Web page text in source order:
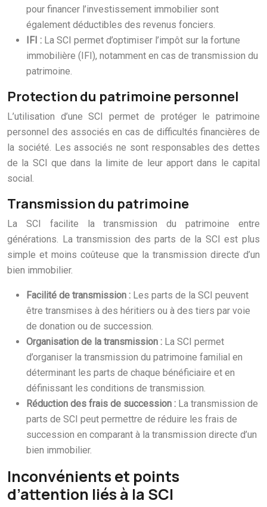
pour financer l’investissement immobilier sont
également déductibles des revenus fonciers.
IFI : La SCI permet d’optimiser l’impôt sur la fortune
immobilière (IFI), notamment en cas de transmission du
patrimoine.
Protection du patrimoine personnel
L’utilisation d’une SCI permet de protéger le patrimoine
personnel des associés en cas de difficultés financières de
la société. Les associés ne sont responsables des dettes
de la SCI que dans la limite de leur apport dans le capital
social.
Transmission du patrimoine
La SCI facilite la transmission du patrimoine entre
générations. La transmission des parts de la SCI est plus
simple et moins coûteuse que la transmission directe d’un
bien immobilier.
Facilité de transmission : Les parts de la SCI peuvent
être transmises à des héritiers ou à des tiers par voie
de donation ou de succession.
Organisation de la transmission : La SCI permet
d’organiser la transmission du patrimoine familial en
déterminant les parts de chaque bénéficiaire et en
définissant les conditions de transmission.
Réduction des frais de succession : La transmission de
parts de SCI peut permettre de réduire les frais de
succession en comparant à la transmission directe d’un
bien immobilier.
Inconvénients et points
d’attention liés à la SCI